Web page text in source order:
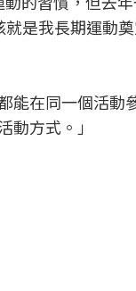
是我長期運動
能在同一個活動
方式。」